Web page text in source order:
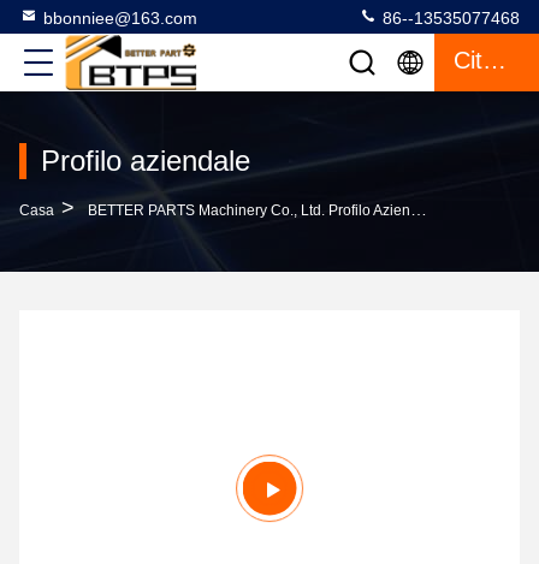
bbonniee@163.com 86--13535077468
Citazione
Profilo aziendale
Casa > BETTER PARTS Machinery Co., Ltd. Profilo Aziendale